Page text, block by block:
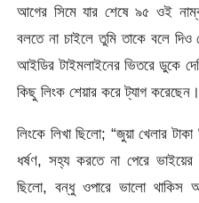
আগের সিমে যার শেষে ৯৫ ওই
বলতে না চাইলে তুমি তাকে বলে
আইডির টাইমলাইনের ভিতরে ডুকে
কিছু লিংক শেয়ার করে ট্যাগ করেছেন।
লিংকে লিখা ছিলো; “জুয়া খেলার
ধর্ষণ, সহ্য করতে না পেরে
ছিলো, বন্ধু ওপারে ভালো থাকিস